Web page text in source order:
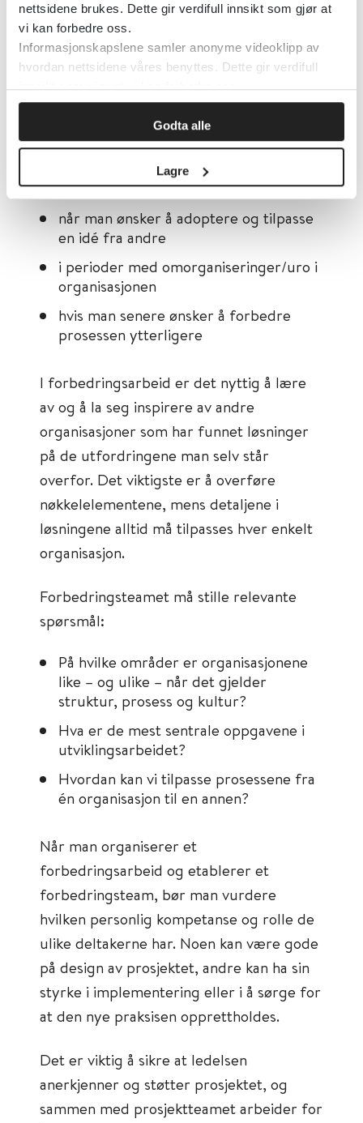
nettsidene brukes. Dette gir verdifull innsikt som gjør at
vi kan forbedre oss.
Informasjonskapslene samler anonyme videoklipp av
hvordan nettsidene våres benyttes. Dette gir verdifull
innsikt som gjør at vi kan forbedre oss.
Godta alle
Lagre
eksempel prosjektleder skifter
arbeidsplass. Det kan forebygges ved at
forbedringene blir nedfelt i rutiner og
retningslinjer som integreres i det daglige
arbeidet.
Denne faktoren er spesielt viktig i tre
når man ønsker å adoptere og tilpasse
en idé fra andre
i perioder med omorganiseringer/uro i
organisasjonen
hvis man senere ønsker å forbedre
prosessen ytterligere
I forbedringsarbeid er det nyttig å lære
av og å la seg inspirere av andre
organisasjoner som har funnet løsninger
på de utfordringene man selv står
overfor. Det viktigste er å overføre
nøkkelelementene, mens detaljene i
løsningene alltid må tilpasses hver enkelt
organisasjon.
Forbedringsteamet må stille relevante
spørsmål:
På hvilke områder er organisasjonene
like – og ulike – når det gjelder
struktur, prosess og kultur?
Hva er de mest sentrale oppgavene i
utviklingsarbeidet?
Hvordan kan vi tilpasse prosessene fra
én organisasjon til en annen?
Når man organiserer et
forbedringsarbeid og etablerer et
forbedringsteam, bør man vurdere
hvilken personlig kompetanse og rolle de
ulike deltakerne har. Noen kan være gode
på design av prosjektet, andre kan ha sin
styrke i implementering eller i å sørge for
at den nye praksisen opprettholdes.
Det er viktig å sikre at ledelsen
anerkjenner og støtter prosjektet, og
sammen med prosjektteamet arbeider for